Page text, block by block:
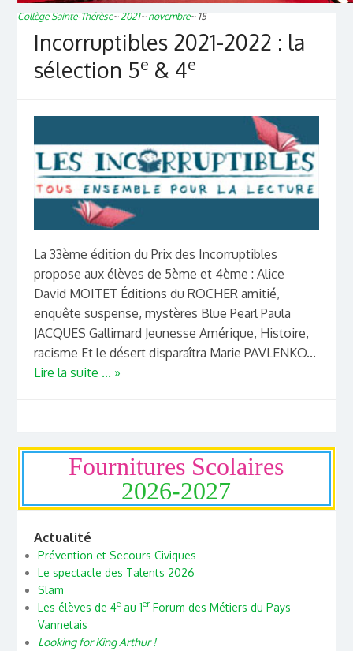
Collège Sainte-Thérèse~ 2021~ novembre~ 15
Incorruptibles 2021-2022 : la
sélection 5e & 4e
La 33ème édition du Prix des Incorruptibles
propose aux élèves de 5ème et 4ème : Alice
David MOITET Éditions du ROCHER amitié,
enquête suspense, mystères Blue Pearl Paula
JACQUES Gallimard Jeunesse Amérique, Histoire,
racisme Et le désert disparaîtra Marie PAVLENKO...
Lire la suite ... »
Fournitures Scolaires
2026-2027
Actualité
Prévention et Secours Civiques
Le spectacle des Talents 2026
Slam
Les élèves de 4eau 1erForum des Métiers du Pays
Vannetais
Looking for King Arthur !